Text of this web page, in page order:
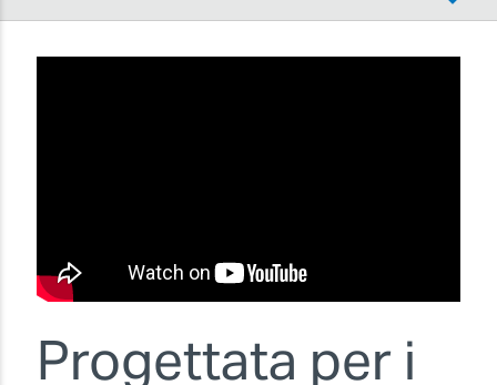
Progettata per i